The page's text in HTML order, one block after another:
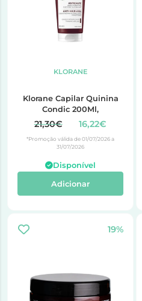
KLORANE
Klorane Capilar Quinina
Condic 200Ml,
21,30€ 16,22€
*Promoção válida de 01/07/2026 a
31/07/2026
Disponível
Adicionar
19%